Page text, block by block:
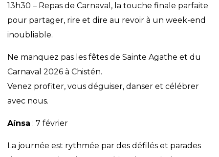
13h30 – Repas de Carnaval, la touche finale parfaite
pour partager, rire et dire au revoir à un week-end
inoubliable.
Ne manquez pas les fêtes de Sainte Agathe et du
Carnaval 2026 à Chistén.
Venez profiter, vous déguiser, danser et célébrer
avec nous.
Aínsa : 7 février
La journée est rythmée par des défilés et parades